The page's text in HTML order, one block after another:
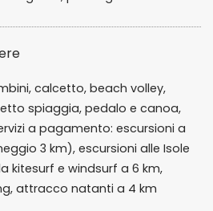
calcetto, beach volley,
spiaggia, pedalo e canoa,
a pagamento: escursioni a
3 km), escursioni alle Isole
kitesurf e windsurf a 6 km,
attracco natanti a 4 km